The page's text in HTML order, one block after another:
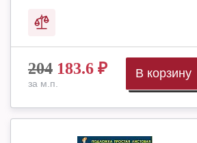
204 183.6 ₽
за м.п.
В корзину